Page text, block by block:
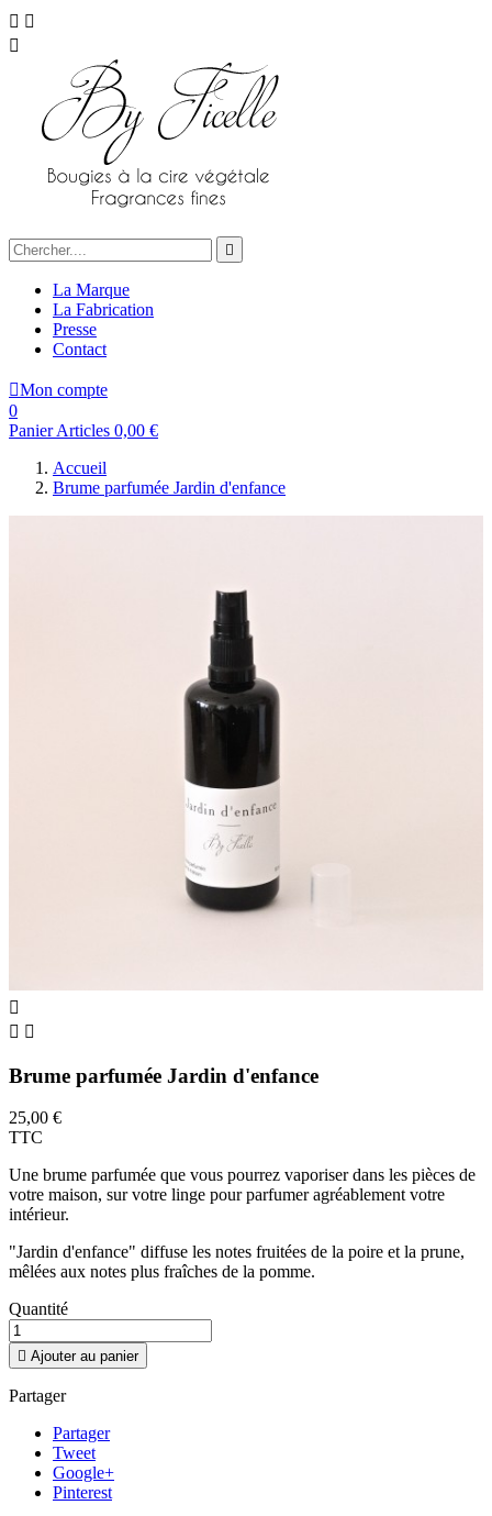
 


La Marque
La Fabrication
Presse
Contact
Mon compte
0
Panier Articles 0,00 €
Accueil
Brume parfumée Jardin d'enfance

 
Brume parfumée Jardin d'enfance
25,00 €
TTC
Une brume parfumée que vous pourrez vaporiser dans les pièces de
votre maison, sur votre linge pour parfumer agréablement votre
intérieur.
"Jardin d'enfance" diffuse les notes fruitées de la poire et la prune,
mêlées aux notes plus fraîches de la pomme.
Quantité
 Ajouter au panier
Partager
Partager
Tweet
Google+
Pinterest